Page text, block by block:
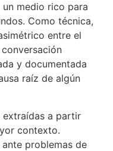
medio rico para
Como técnica,
entre el
y documentada
raíz de algún
extraídas a partir
contexto.
ante problemas de